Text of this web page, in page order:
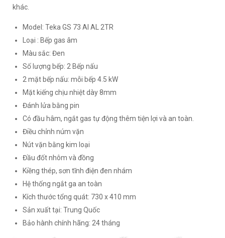
khác.
Model: Teka GS 73 AI AL 2TR
Loại : Bếp gas âm
Màu sắc: Đen
Số lượng bếp: 2 Bếp nấu
2 mặt bếp nấu: mỗi bếp 4.5 kW
Mặt kiếng chịu nhiệt dày 8mm
Đánh lửa bằng pin
Có đầu hâm, ngắt gas tự động thêm tiện lợi và an toàn.
Điều chỉnh núm vặn
Nút vặn bằng kim loại
Đầu đốt nhôm và đồng
Kiềng thép, sơn tĩnh điện đen nhám
Hệ thống ngắt ga an toàn
Kích thước tổng quát: 730 x 410 mm
Sản xuất tại: Trung Quốc
Bảo hành chính hãng: 24 tháng